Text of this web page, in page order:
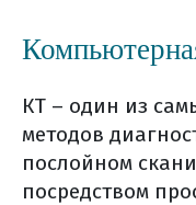
КТ – один из
методов
послойном
посредством